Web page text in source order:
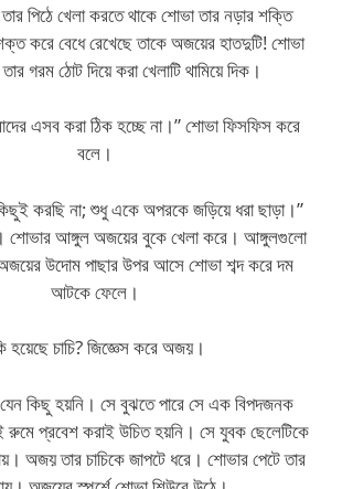
পিঠে খেলা করতে থাকে শোভা তার নড়ার শক্তি
করে বেধে রেখেছে তাকে অজয়ের হাতদুটি! শোভা
গরম ঠোট দিয়ে করা খেলাটি থামিয়ে দিক।
এসব করা ঠিক হচ্ছে না।” শোভা ফিসফিস করে
বলে।
করছি না; শুধু একে অপরকে জড়িয়ে ধরা ছাড়া।”
আঙ্গুল অজয়ের বুকে খেলা করে। আঙ্গুলগুলো
উদোম পাছার উপর আসে শোভা শব্দ করে দম
আটকে ফেলে।
হয়েছে চাচি? জিজ্ঞেস করে অজয়।
যেন কিছু হয়নি। সে বুঝতে পারে সে এক বিপদজনক
প্রবেশ করাই উচিত হয়নি। সে যুবক ছেলেটিকে
অজয় তার চাচিকে জাপটে ধরে। শোভার পেটে তার